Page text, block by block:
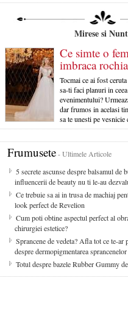
Mirese si
Ce simte o
imbraca
Tocmai ce ai fost
sa-ti faci planuri in
evenimentului?
dar frumos in acelasi
sa te unesti pe
Frumusete- Ultimele Articole
5 secrete ascunse despre balsamul de
influencerii de beauty nu ti le-au
Ce trebuie sa ai in trusa de machiaj
look perfect de Revelion
Cum poti obtine aspectul perfect al
chirurgiei estetice?
Sprancene de vedeta? Afla tot ce te-ar
despre dermopigmentarea sprancenelor
Totul despre bazele Rubber Gummy